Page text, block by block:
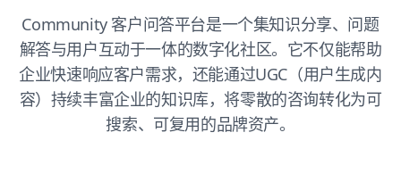
Community 客户问答平台是一个集知识分享、问题
解答与用户互动于一体的数字化社区。它不仅能帮助
企业快速响应客户需求，还能通过UGC（用户生成内
容）持续丰富企业的知识库，将零散的咨询转化为可
搜索、可复用的品牌资产。